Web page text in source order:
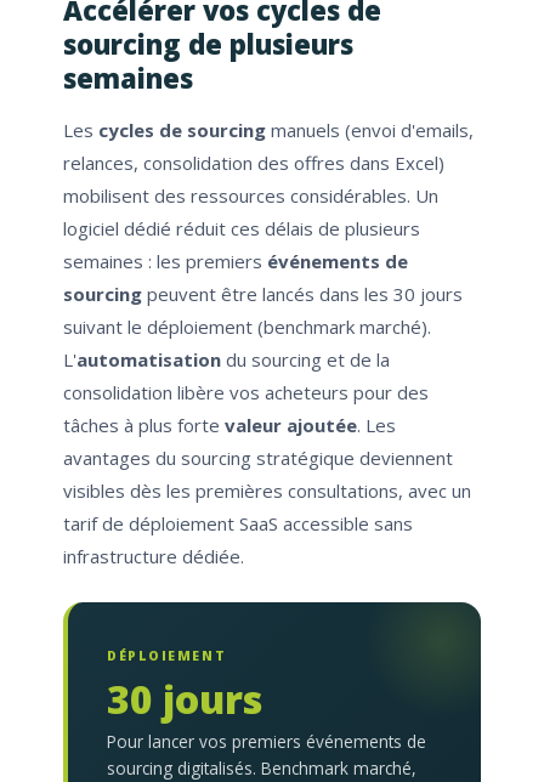
Accélérer vos cycles de
sourcing de plusieurs
semaines
Les cycles de sourcing manuels (envoi d'emails,
relances, consolidation des offres dans Excel)
mobilisent des ressources considérables. Un
logiciel dédié réduit ces délais de plusieurs
semaines : les premiers événements de
sourcing peuvent être lancés dans les 30 jours
suivant le déploiement (benchmark marché).
L'automatisation du sourcing et de la
consolidation libère vos acheteurs pour des
tâches à plus forte valeur ajoutée. Les
avantages du sourcing stratégique deviennent
visibles dès les premières consultations, avec un
tarif de déploiement SaaS accessible sans
infrastructure dédiée.
DÉPLOIEMENT
30 jours
Pour lancer vos premiers événements de
sourcing digitalisés. Benchmark marché,